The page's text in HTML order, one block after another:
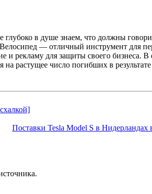
в душе знаем, что должны
— отличный инструмент для
рекламу для защиты своего бизнеса.
на растущее число погибших в
Поставки Tesla Model S в